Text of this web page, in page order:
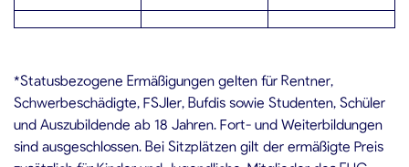
*Statusbezogene Ermäßigungen gelten für Rentner,
Schwerbeschädigte, FSJler, Bufdis sowie Studenten, Schüler
und Auszubildende ab 18 Jahren. Fort- und Weiterbildungen
sind ausgeschlossen. Bei Sitzplätzen gilt der ermäßigte Preis